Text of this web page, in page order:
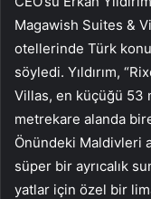
Magawish Suites &
otellerinde Türk
söyledi. Yıldırım,
Villas, en küçüğü 53
metrekare alanda
Önündeki Maldivleri
süper bir ayrıcalık
yatlar için özel bir